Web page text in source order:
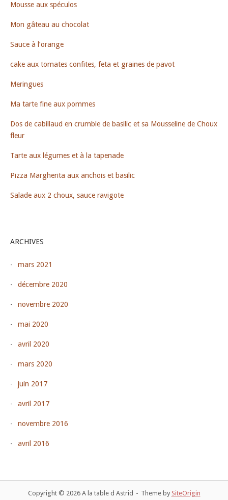
Mousse aux spéculos
Mon gâteau au chocolat
Sauce à l’orange
cake aux tomates confites, feta et graines de pavot
Meringues
Ma tarte fine aux pommes
Dos de cabillaud en crumble de basilic et sa Mousseline de Choux
fleur
Tarte aux légumes et à la tapenade
Pizza Margherita aux anchois et basilic
Salade aux 2 choux, sauce ravigote
ARCHIVES
mars 2021
décembre 2020
novembre 2020
mai 2020
avril 2020
mars 2020
juin 2017
avril 2017
novembre 2016
avril 2016
Copyright © 2026 A la table d Astrid Theme by SiteOrigin